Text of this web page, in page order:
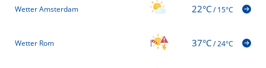
Wetter Amsterdam 22°C/15°C
Wetter Rom 37°C/24°C